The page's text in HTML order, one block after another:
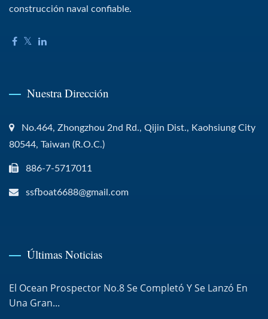
construcción naval confiable.
Nuestra Dirección
No.464, Zhongzhou 2nd Rd., Qijin Dist., Kaohsiung City
80544, Taiwan (R.O.C.)
886-7-5717011
ssfboat6688@gmail.com
Últimas Noticias
El Ocean Prospector No.8 Se Completó Y Se Lanzó En
Una Gran...